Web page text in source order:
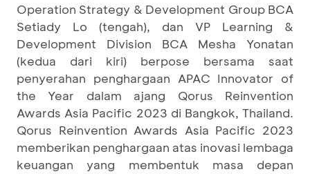
Operation Strategy & Development Group BCA
Setiady Lo (tengah), dan VP Learning &
Development Division BCA Mesha Yonatan
(kedua dari kiri) berpose bersama saat
penyerahan penghargaan APAC Innovator of
the Year dalam ajang Qorus Reinvention
Awards Asia Pacific 2023 di Bangkok, Thailand.
Qorus Reinvention Awards Asia Pacific 2023
memberikan penghargaan atas inovasi lembaga
keuangan yang membentuk masa depan